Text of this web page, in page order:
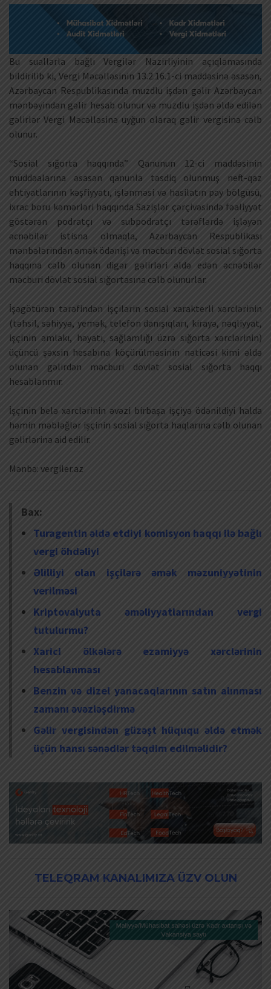
Bu suallarla bağlı Vergilər Nazirliyinin açıqlamasında
bildirilib ki, Vergi Məcəlləsinin 13.2.16.1-ci maddəsinə əsasən,
Azərbaycan Respublikasında muzdlu işdən gəlir Azərbaycan
mənbəyindən gəlir hesab olunur və muzdlu işdən əldə edilən
gəlirlər Vergi Məcəlləsinə uyğun olaraq gəlir vergisinə cəlb
olunur.
“Sosial sığorta haqqında” Qanunun 12-ci maddəsinin
müddəalarına əsasən qanunla təsdiq olunmuş neft-qaz
ehtiyatlarının kəşfiyyatı, işlənməsi və hasilatın pay bölgüsü,
ixrac boru kəmərləri haqqında Sazişlər çərçivəsində fəaliyyət
göstərən podratçı və subpodratçı tərəflərdə işləyən
əcnəbilər istisna olmaqla, Azərbaycan Respublikası
mənbələrindən əmək ödənişi və məcburi dövlət sosial sığorta
haqqına cəlb olunan digər gəlirləri əldə edən əcnəbilər
məcburi dövlət sosial sığortasına cəlb olunurlar.
İşəgötürən tərəfindən işçilərin sosial xarakterli xərclərinin
(təhsil, səhiyyə, yemək, telefon danışıqları, kirayə, nəqliyyat,
işçinin əmlakı, həyatı, sağlamlığı üzrə sığorta xərclərinin)
üçüncü şəxsin hesabına köçürülməsinin nəticəsi kimi əldə
olunan gəlirdən məcburi dövlət sosial sığorta haqqı
hesablanmır.
İşçinin belə xərclərinin əvəzi birbaşa işçiyə ödənildiyi halda
həmin məbləğlər işçinin sosial sığorta haqlarına cəlb olunan
gəlirlərinə aid edilir.
Mənbə: vergiler.az
Bax:
Turagentin əldə etdiyi komisyon haqqı ilə bağlı
vergi öhdəliyi
Əlilliyi olan işçilərə əmək məzuniyyətinin
verilməsi
Kriptovalyuta əməliyyatlarından vergi
tutulurmu?
Xarici ölkələrə ezamiyyə xərclərinin
hesablanması
Benzin və dizel yanacaqlarının satın alınması
zamanı əvəzləşdirmə
Gəlir vergisindən güzəşt hüququ əldə etmək
üçün hansı sənədlər təqdim edilməlidir?
TELEQRAM KANALIMIZA ÜZV OLUN